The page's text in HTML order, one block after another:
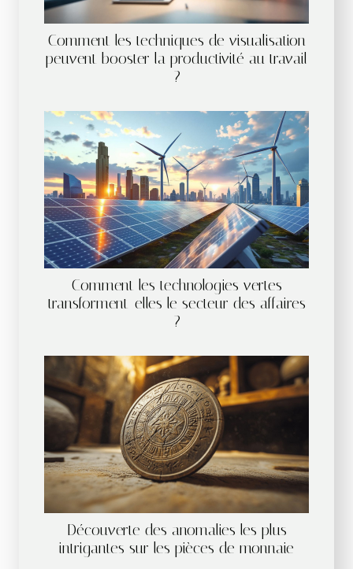
Comment les techniques de visualisation
peuvent booster la productivité au travail
?
Comment les technologies vertes
transforment-elles le secteur des affaires
?
Découverte des anomalies les plus
intrigantes sur les pièces de monnaie